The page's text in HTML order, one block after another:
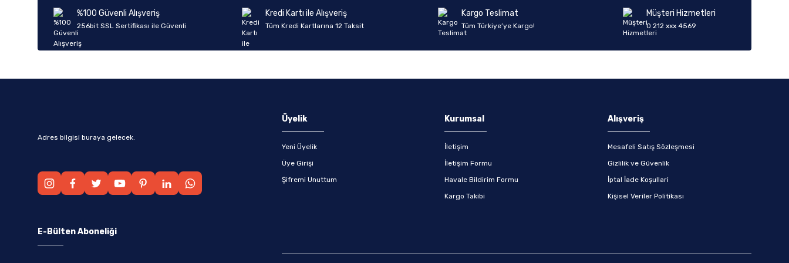
Ürün fiyatı diğer sitelerden daha pahalı.
Bu ürüne benzer farklı alternatifler olmalı.
%100 Güvenli Alışveriş
256bit SSL Sertifikası ile Güvenli
Kredi Kartı ile Alışveriş
Tüm Kredi Kartlarına 12 Taksit
Kargo Teslimat
Tüm Türkiye’ye Kargo!
Müşteri Hizmetleri
0 212 xxx 4569
Adres bilgisi buraya gelecek.
Üyelik
Yeni Üyelik
Üye Girişi
Şifremi Unuttum
Kurumsal
İletişim
İletişim Formu
Havale Bildirim Formu
Kargo Takibi
Alışveriş
Mesafeli Satış Sözleşmesi
Gizlilik ve Güvenlik
İptal İade Koşullari
Kişisel Veriler Politikası
E-Bülten Aboneliği